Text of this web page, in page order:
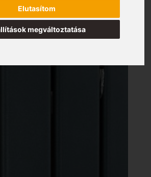
Elutasítom
megváltoztatása